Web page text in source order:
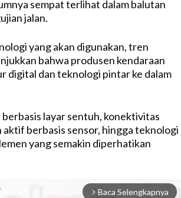
sempat terlihat dalam balutan
jalan.
yang akan digunakan, tren
bahwa produsen kendaraan
digital dan teknologi pintar ke dalam
layar sentuh, konektivitas
berbasis sensor, hingga teknologi
yang semakin diperhatikan
arrow_forward_ios Baca Selengkapnya